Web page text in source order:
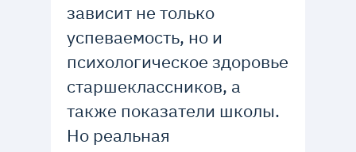
зависит не только
успеваемость, но и
психологическое здоровье
старшеклассников, а
также показатели школы.
Но реальная